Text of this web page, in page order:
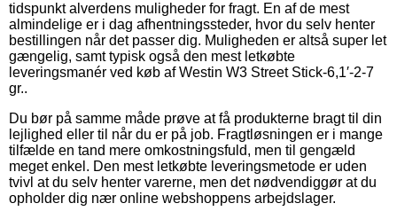
tidspunkt alverdens muligheder for fragt. En af de mest
almindelige er i dag afhentningssteder, hvor du selv henter
bestillingen når det passer dig. Muligheden er altså super let
gængelig, samt typisk også den mest letkøbte
leveringsmanér ved køb af Westin W3 Street Stick-6,1′-2-7
gr..
Du bør på samme måde prøve at få produkterne bragt til din
lejlighed eller til når du er på job. Fragtløsningen er i mange
tilfælde en tand mere omkostningsfuld, men til gengæld
meget enkel. Den mest letkøbte leveringsmetode er uden
tvivl at du selv henter varerne, men det nødvendiggør at du
opholder dig nær online webshoppens arbejdslager.